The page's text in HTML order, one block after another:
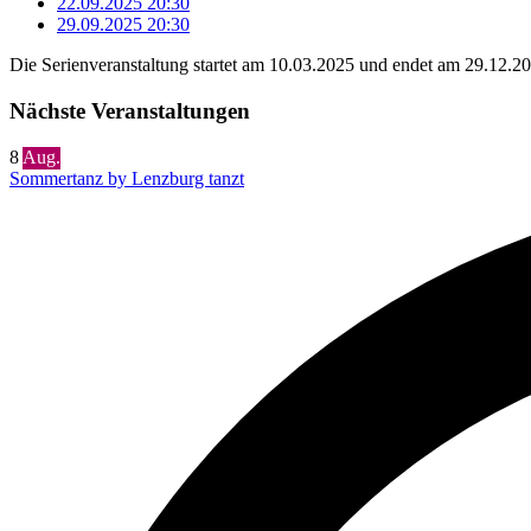
29.09.2025 20:30
Die Serienveranstaltung startet am 10.03.2025 und endet am
Nächste Veranstaltungen
8 Aug.
Sommertanz by Lenzburg tanzt